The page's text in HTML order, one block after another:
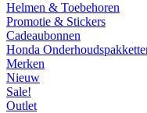
Helmen & Toebehoren
Promotie & Stickers
Cadeaubonnen
Honda
Merken
Nieuw
Sale!
Outlet